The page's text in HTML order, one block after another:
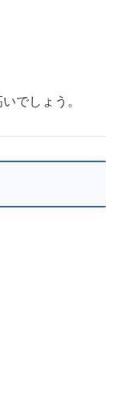
でしょう。